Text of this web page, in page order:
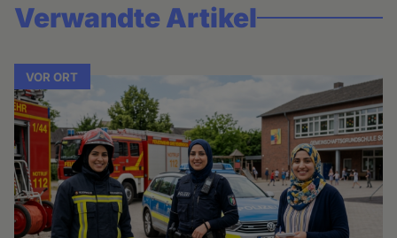
Verwandte Artikel
VOR ORT